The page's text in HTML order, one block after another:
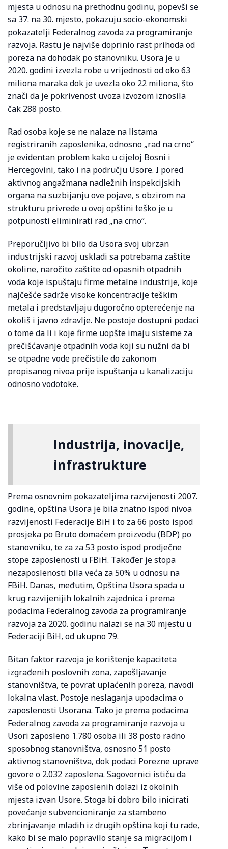
mjesta u odnosu na prethodnu godinu, popevši se
sa 37. na 30. mjesto, pokazuju socio-ekonomski
pokazatelji Federalnog zavoda za programiranje
razvoja. Rastu je najviše doprinio rast prihoda od
poreza na dohodak po stanovniku. Usora je u
2020. godini izvezla robe u vrijednosti od oko 63
miliona maraka dok je uvezla oko 22 miliona, što
znači da je pokrivenost uvoza izvozom iznosila
čak 288 posto.
Rad osoba koje se ne nalaze na listama
registriranih zaposlenika, odnosno „rad na crno“
je evidentan problem kako u cijeloj Bosni i
Hercegovini, tako i na području Usore. I pored
aktivnog angažmana nadležnih inspekcijskih
organa na suzbijanju ove pojave, s obzirom na
strukturu privrede u ovoj opštini teško je u
potpunosti eliminirati rad „na crno“.
Preporučljivo bi bilo da Usora svoj ubrzan
industrijski razvoj uskladi sa potrebama zaštite
okoline, naročito zaštite od opasnih otpadnih
voda koje ispuštaju firme metalne industrije, koje
najčešće sadrže visoke koncentracije teškim
metala i predstavljaju dugoročno opterećenje na
okoliš i javno zdravlje. Ne postoje dostupni podaci
o tome da li i koje firme uopšte imaju sisteme za
prečišćavanje otpadnih voda koji su nužni da bi
se otpadne vode prečistile do zakonom
propisanog nivoa prije ispuštanja u kanalizaciju
odnosno vodotoke.
Industrija, inovacije,
infrastrukture
Prema osnovnim pokazateljima razvijenosti 2007.
godine, opština Usora je bila znatno ispod nivoa
razvijenosti Federacije BiH i to za 66 posto ispod
prosjeka po Bruto domaćem proizvodu (BDP) po
stanovniku, te za za 53 posto ispod prodječne
stope zaposlenosti u FBiH. Također je stopa
nezaposlenosti bila veća za 50% u odnosu na
FBiH. Danas, međutim, Opština Usora spada u
krug razvijenijih lokalnih zajednica i prema
podacima Federalnog zavoda za programiranje
razvoja za 2020. godinu nalazi se na 30 mjestu u
Federaciji BiH, od ukupno 79.
Bitan faktor razvoja je korištenje kapaciteta
izgrađenih poslovnih zona, zapošljavanje
stanovništva, te povrat uplaćenih poreza, navodi
lokalna vlast. Postoje neslaganja upodacima o
zaposlenosti Usorana. Tako je prema podacima
Federalnog zavoda za programiranje razvoja u
Usori zaposleno 1.780 osoba ili 38 posto radno
sposobnog stanovništva, osnosno 51 posto
aktivnog stanovništva, dok podaci Porezne uprave
govore o 2.032 zaposlena. Sagovornici ističu da
više od polovine zaposlenih dolazi iz okolnih
mjesta izvan Usore. Stoga bi dobro bilo inicirati
povećanje subvencioniranje za stambeno
zbrinjavanje mladih iz drugih opština koji tu rade,
kako bi se malo popravilo stanje sa migracijom i